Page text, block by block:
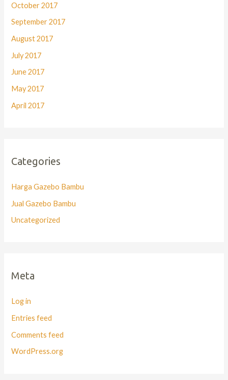
October 2017
September 2017
August 2017
July 2017
June 2017
May 2017
April 2017
Categories
Harga Gazebo Bambu
Jual Gazebo Bambu
Uncategorized
Meta
Log in
Entries feed
Comments feed
WordPress.org